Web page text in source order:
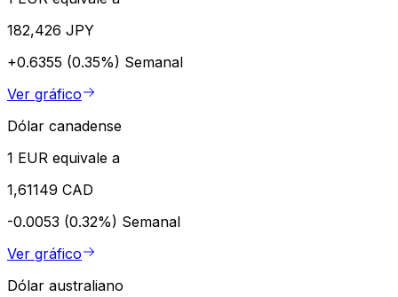
182,426 JPY
+0.6355 (0.35%) Semanal
Ver gráfico
Dólar canadense
1 EUR equivale a
1,61149 CAD
-0.0053 (0.32%) Semanal
Ver gráfico
Dólar australiano